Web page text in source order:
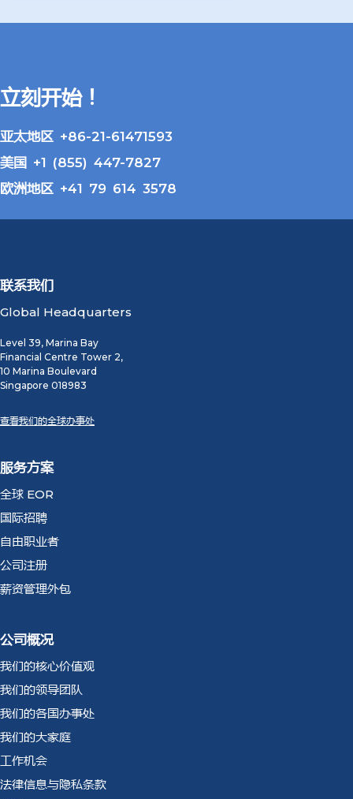
立刻开始！
亚太地区 +86-21-61471593
美国 +1 (855) 447-7827
欧洲地区 +41 79 614 3578
联系我们
Global Headquarters
Level 39, Marina Bay
Financial Centre Tower 2,
10 Marina Boulevard
Singapore 018983
查看我们的全球办事处
服务方案
全球 EOR
国际招聘
自由职业者
公司注册
薪资管理外包
公司概况
我们的核心价值观
我们的领导团队
我们的各国办事处
我们的大家庭
工作机会
法律信息与隐私条款